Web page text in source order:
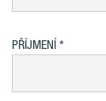
PŘÍJMENÍ